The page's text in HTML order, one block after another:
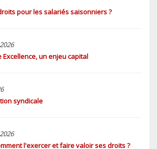
pour les salariés saisonniers ?
Excellence, un enjeu capital
syndicale
l'exercer et faire valoir ses droits ?